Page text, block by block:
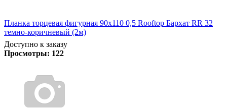
Планка торцевая фигурная 90х110 0,5 Rooftop Бархат RR 32
темно-коричневый (2м)
Доступно к заказу
Просмотры: 122